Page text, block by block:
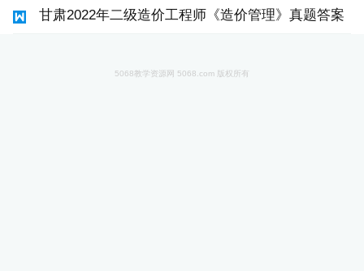
甘肃2022年二级造价工程师《造价管理》真题答案
5068教学资源网 5068.com 版权所有